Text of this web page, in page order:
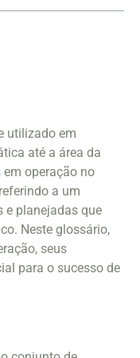
utilizado em
até a área da
operação no
a um
e planejadas que
Neste glossário,
seus
para o sucesso de